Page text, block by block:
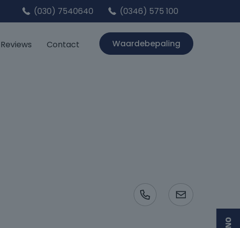
(030) 7540640 (0346) 575 100
Reviews Contact Waardebepaling